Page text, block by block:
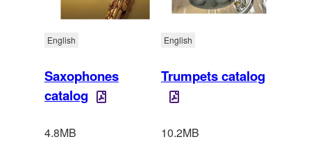
Saxophones
catalog
English
4.8MB
Trumpets catalog
English
10.2MB